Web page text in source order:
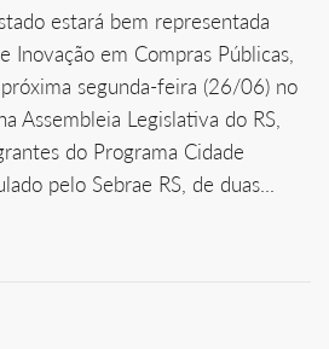
estará bem representada
Inovação em Compras Públicas,
segunda-feira (26/06) no
Assembleia Legislativa do RS,
do Programa Cidade
pelo Sebrae RS, de duas...